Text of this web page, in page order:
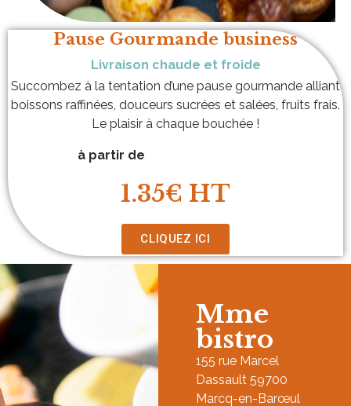
Pause Gourmande business
Livraison chaude et froide
Succombez à la tentation d’une pause gourmande alliant
boissons raffinées, douceurs sucrées et salées, fruits frais.
Le plaisir à chaque bouchée !
à partir de
1.35€ HT
CLIQUEZ ICI
Mme
bistro
155 rue Marcel
Dassault 59700
Marcq-en-Barœul